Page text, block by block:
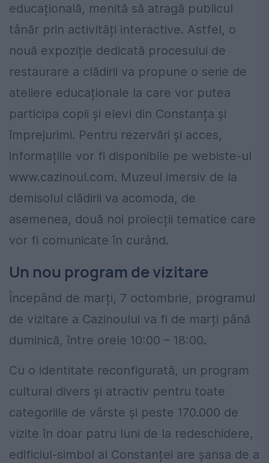
educațională, menită să atragă publicul
tânăr prin activități interactive. Astfel, o
nouă expoziție dedicată procesului de
restaurare a clădirii va propune o serie de
ateliere educaționale la care vor putea
participa copii și elevi din Constanța și
împrejurimi. Pentru rezervări și acces,
informațiile vor fi disponibile pe webiste-ul
www.cazinoul.com. Muzeul imersiv de la
demisolul clădirii va acomoda, de
asemenea, două noi proiecții tematice care
vor fi comunicate în curând.
Un nou program de vizitare
Începând de marți, 7 octombrie, programul
de vizitare a Cazinoului va fi de marți până
duminică, între orele 10:00 – 18:00.
Cu o identitate reconfigurată, un program
cultural divers și atractiv pentru toate
categoriile de vârste și peste 170.000 de
vizite în doar patru luni de la redeschidere,
edificiul-simbol al Constanței are șansa de a